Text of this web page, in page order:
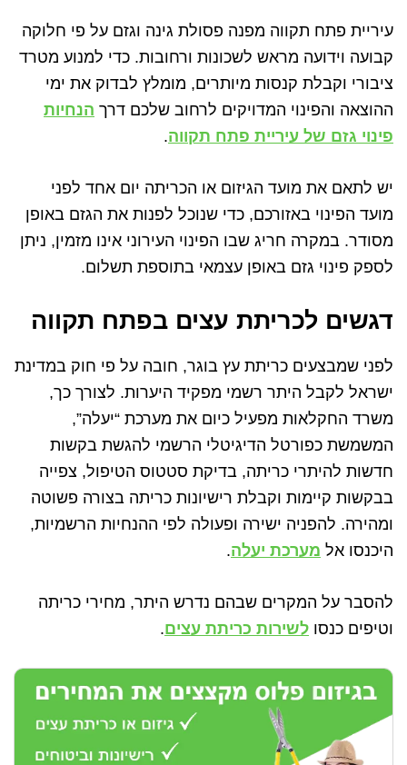
עיריית פתח תקווה מפנה פסולת גינה וגזם על פי חלוקה
קבועה וידועה מראש לשכונות ורחובות. כדי למנוע מטרד
ציבורי וקבלת קנסות מיותרים, מומלץ לבדוק את ימי
ההוצאה והפינוי המדויקים לרחוב שלכם דרך הנחיות
פינוי גזם של עיריית פתח תקווה.
יש לתאם את מועד הגיזום או הכריתה יום אחד לפני
מועד הפינוי באזורכם, כדי שנוכל לפנות את הגזם באופן
מסודר. במקרה חריג שבו הפינוי העירוני אינו מזמין, ניתן
לספק פינוי גזם באופן עצמאי בתוספת תשלום.
דגשים לכריתת עצים בפתח תקווה
לפני שמבצעים כריתת עץ בוגר, חובה על פי חוק במדינת
ישראל לקבל היתר רשמי מפקיד היערות. לצורך כך,
משרד החקלאות מפעיל כיום את מערכת “יעלה”,
המשמשת כפורטל הדיגיטלי הרשמי להגשת בקשות
חדשות להיתרי כריתה, בדיקת סטטוס הטיפול, צפייה
בבקשות קיימות וקבלת רישיונות כריתה בצורה פשוטה
ומהירה. להפניה ישירה ופעולה לפי ההנחיות הרשמיות,
היכנסו אל מערכת יעלה.
להסבר על המקרים שבהם נדרש היתר, מחירי כריתה
וטיפים כנסו לשירות כריתת עצים.